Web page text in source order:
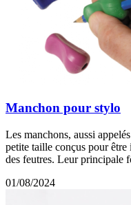
Manchon pour stylo
Les manchons, aussi
petite taille conçus pour être
des feutres. Leur principale
01/08/2024